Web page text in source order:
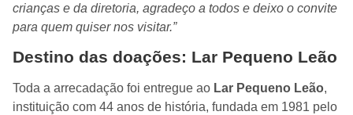
crianças e da diretoria, agradeço a todos e deixo o convite
para quem quiser nos visitar.”
Destino das doações: Lar Pequeno Leão
Toda a arrecadação foi entregue ao Lar Pequeno Leão,
instituição com 44 anos de história, fundada em 1981 pelo